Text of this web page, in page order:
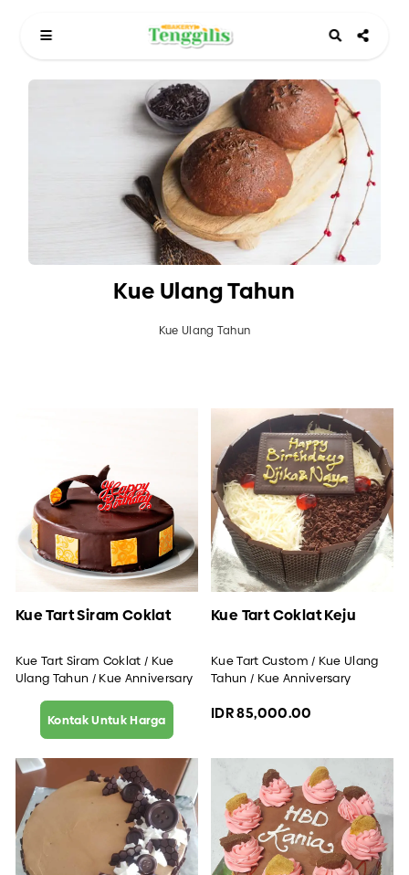
Kue Ulang Tahun
Kue Ulang Tahun
Kue Tart Siram Coklat
Kue Tart Siram Coklat / Kue
Ulang Tahun / Kue Anniversary
Kontak Untuk Harga
Kue Tart Coklat Keju
Kue Tart Custom / Kue Ulang
Tahun / Kue Anniversary
IDR 85,000.00